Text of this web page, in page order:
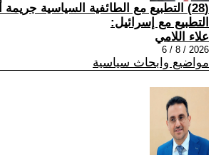
(28) التطبيع مع الطائفية السياسية
التطبيع مع إسرائيل:
علاء اللامي
2026 / 8 / 6
مواضيع وابحاث سياسية